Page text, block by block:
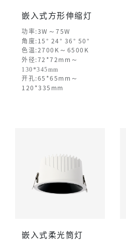
嵌入式方形伸缩灯
功率:3W ～ 75W
角度:15° 24° 36° 50°
色温:2700K ～ 6500K
外径:72*72mm ～
130*345mm
开孔:65*65mm ～
120*335mm
嵌入式柔光筒灯